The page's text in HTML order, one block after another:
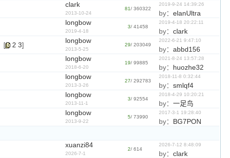
clark
2013-10-24
81/ 360322
2019-9-24 14:39:26
by：elanUltra
longbow
2019-4-18
3/ 41458
2019-4-18 20:22:11
by：clark
[ 2 3]
longbow
2013-5-25
29/ 203049
2022-6-21 9:47:10
by：abbd156
longbow
2018-6-20
19/ 99885
2021-8-24 13:57:28
by： huozhe32
longbow
2013-3-26
27/ 292783
2018-11-8 0:32:44
by：smlqf4
longbow
2013-11-1
3/ 92554
2018-4-29 10:20:21
by：一足鸟
longbow
2013-9-22
5/ 73990
2017-3-1 19:28:40
by： BG7PON
xuanzi84
2026-7-1
2/ 614
2026-7-12 8:48:09
by：clark